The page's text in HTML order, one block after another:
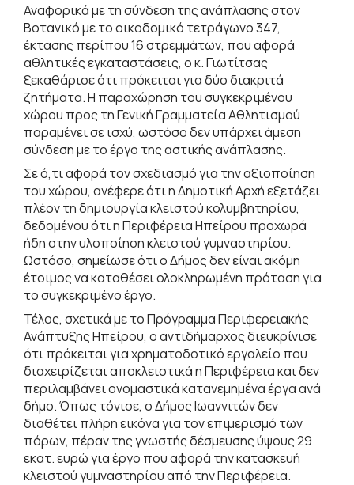
Αναφορικά με τη σύνδεση της ανάπλασης στον
Βοτανικό με το οικοδομικό τετράγωνο 347,
έκτασης περίπου 16 στρεμμάτων, που αφορά
αθλητικές εγκαταστάσεις, ο κ. Γιωτίτσας
ξεκαθάρισε ότι πρόκειται για δύο διακριτά
ζητήματα. Η παραχώρηση του συγκεκριμένου
χώρου προς τη Γενική Γραμματεία Αθλητισμού
παραμένει σε ισχύ, ωστόσο δεν υπάρχει άμεση
σύνδεση με το έργο της αστικής ανάπλασης.
Σε ό,τι αφορά τον σχεδιασμό για την αξιοποίηση
του χώρου, ανέφερε ότι η Δημοτική Αρχή εξετάζει
πλέον τη δημιουργία κλειστού κολυμβητηρίου,
δεδομένου ότι η Περιφέρεια Ηπείρου προχωρά
ήδη στην υλοποίηση κλειστού γυμναστηρίου.
Ωστόσο, σημείωσε ότι ο Δήμος δεν είναι ακόμη
έτοιμος να καταθέσει ολοκληρωμένη πρόταση για
το συγκεκριμένο έργο.
Τέλος, σχετικά με το Πρόγραμμα Περιφερειακής
Ανάπτυξης Ηπείρου, ο αντιδήμαρχος διευκρίνισε
ότι πρόκειται για χρηματοδοτικό εργαλείο που
διαχειρίζεται αποκλειστικά η Περιφέρεια και δεν
περιλαμβάνει ονομαστικά κατανεμημένα έργα ανά
δήμο. Όπως τόνισε, ο Δήμος Ιωαννιτών δεν
διαθέτει πλήρη εικόνα για τον επιμερισμό των
πόρων, πέραν της γνωστής δέσμευσης ύψους 29
εκατ. ευρώ για έργο που αφορά την κατασκευή
κλειστού γυμναστηρίου από την Περιφέρεια.